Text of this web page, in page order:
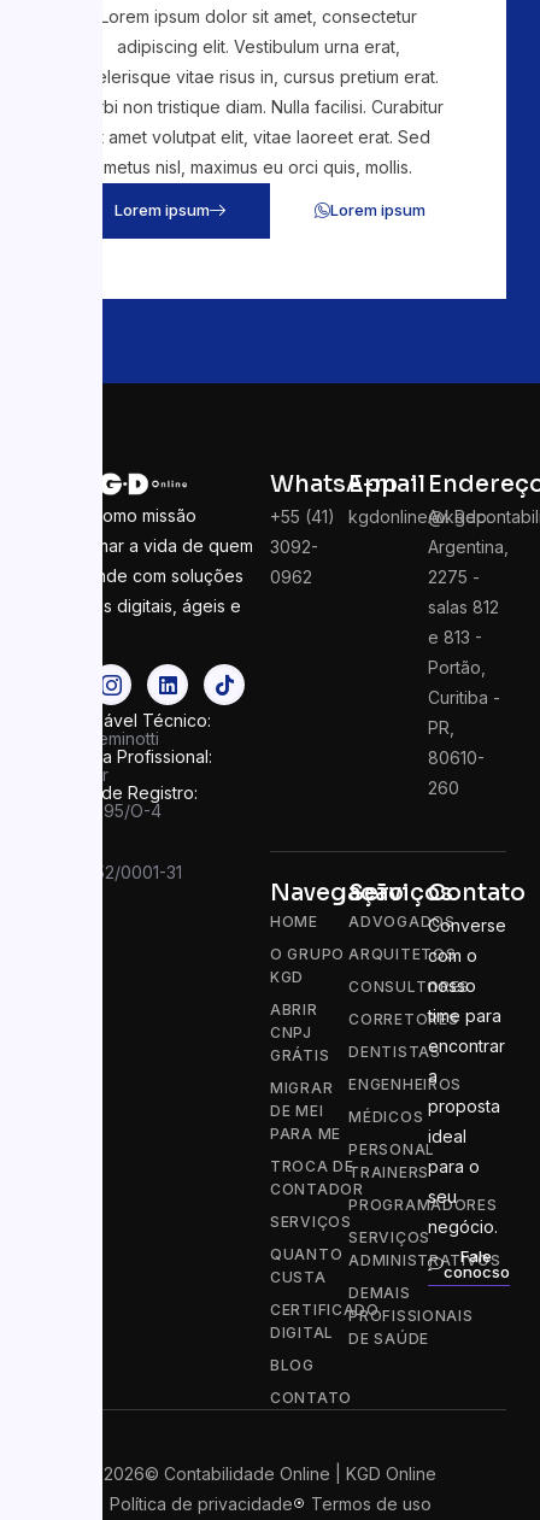
Lorem ipsum dolor sit amet, consectetur
adipiscing elit. Vestibulum urna erat,
scelerisque vitae risus in, cursus pretium erat.
Morbi non tristique diam. Nulla facilisi. Curabitur
sit amet volutpat elit, vitae laoreet erat. Sed
metus nisl, maximus eu orci quis, mollis.
Lorem ipsum Lorem ipsum
Temos como missão
transformar a vida de quem
empreende com soluções
contábeis digitais, ágeis e
Responsável Técnico:
Felipe Seminotti
Categoria Profissional:
Contador
Número de Registro:
PR 049995/O-4
13.910.752/0001-31
WhatsApp
+55 (41)
3092-
0962
E-mail
Av. Rep.
Argentina,
2275 -
salas 812
e 813 -
Portão,
Curitiba -
PR,
80610-
260
Navegação
HOME
O GRUPO
KGD
ABRIR
CNPJ
GRÁTIS
MIGRAR
DE MEI
PARA ME
TROCA DE
CONTADOR
SERVIÇOS
QUANTO
CUSTA
CERTIFICADO
DIGITAL
BLOG
CONTATO
Serviços
ADVOGADOS
ARQUITETOS
CONSULTORES
CORRETORES
DENTISTAS
ENGENHEIROS
MÉDICOS
PERSONAL
TRAINERS
PROGRAMADORES
SERVIÇOS
ADMINISTRATIVOS
DEMAIS
PROFISSIONAIS
DE SAÚDE
Contato
Converse
com o
nosso
time para
encontrar
a
proposta
ideal
para o
seu
negócio.
Fale
conocso
2026© Contabilidade Online | KGD Online
Política de privacidade
Termos de uso